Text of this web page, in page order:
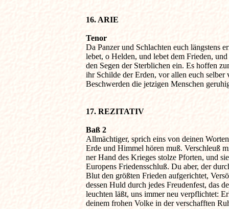
16. ARIE
Tenor
Da Panzer und Schlachten euch längstens
lebet, o Helden, und lebet dem Frieden,
den Segen der Sterblichen ein. Es hoffen
ihr Schilde der Erden, vor allen euch selber
Beschwerden die jetzigen Menschen
17. REZITATIV
Baß 2
Allmächtiger, sprich eins von deinen
Erde und Himmel hören muß. Verschleuß
ner Hand des Krieges stolze Pforten, und
Europens Friedensschluß. Du aber, der
Blut den größten Frieden aufgerichtet,
dessen Huld durch jedes Freudenfest, das
leuchten läßt, uns immer neu verpflichtet:
deinem frohen Volke in der verschafften